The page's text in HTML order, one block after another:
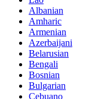
Albanian
Amharic
Armenian
Azerbaijani
Belarusian
Bengali
Bosnian
Bulgarian
Cebuano